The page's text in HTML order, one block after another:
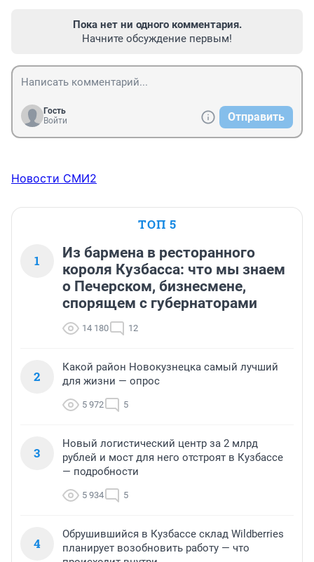
Пока нет ни одного комментария.
Начните обсуждение первым!
Гость
Войти
Отправить
Новости СМИ2
ТОП 5
1
Из бармена в ресторанного
короля Кузбасса: что мы знаем
о Печерском, бизнесмене,
спорящем с губернаторами
14 180 12
2
Какой район Новокузнецка самый лучший
для жизни — опрос
5 972 5
3
Новый логистический центр за 2 млрд
рублей и мост для него отстроят в Кузбассе
— подробности
5 934 5
4
Обрушившийся в Кузбассе склад Wildberries
планирует возобновить работу — что